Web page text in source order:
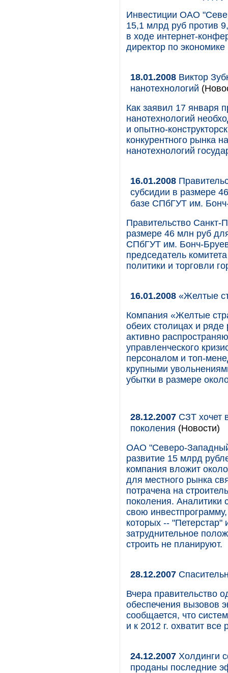
Инвестиции ОАО
15,1 млрд руб против
в ходе интернет-
директор по
18.01.2008 Виктор
нанотехнологий
Как заявил 17 января
нанотехнологий
и опытно-
конкурентного рынка
нанотехнологий
16.01.2008
субсидии в размере
базе СПбГУТ им.
Правительство Санкт-
размере 46 млн руб
СПбГУТ им. Бонч-
председатель
политики и торговли
16.01.2008 «Желтые
Компания «Желтые
обеих столицах и ряде
активно
управленческого
персоналом и топ-
крупными
убытки в размере
28.12.2007 СЗТ хочет
поколения (Новости)
ОАО "Северо-
развитие 15 млрд
компания вложит
для местного рынка
потрачена на
поколения. Аналитики
свою
которых -- "Петерстар"
затруднительное
строить не планируют.
28.12.2007
Вчера правительство
обеспечения вызовов
сообщается, что
и к 2012 г. охватит все
24.12.2007 Холдинги
проданы последние